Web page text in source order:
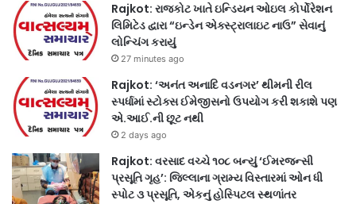
Rajkot: રાજકોટ ખાતે ઇન્ડિયન ઓઇલ કોર્પોરેશન
લિમિટેડ દ્વારા “ઇન્ડેન એક્સ્ટ્રાલાઇટ નાઉ” સેવાનું
લોન્ચિંગ કરાયું
27 minutes ago
Rajkot: ‘અનંત અનાદિ વડનગર’ થીમની રીલ
સ્પર્ધામાં સ્ટોક્સ ઈમેજીસનો ઉપયોગ કરી શકાશે પણ
એ.આઈ.ની છૂટ નથી
2 days ago
Rajkot: વરસાદ વચ્ચે ૧૦૮ બન્યું ‘ઈમરજન્સી
પ્રસૂતિ ગૃહ’: જિલ્લાના ગ્રામ્ય વિસ્તારમાં ઓન ધી
સ્પોટ ૩ પ્રસૂતિ, એકનું હોસ્પિટલ સ્થળાંતર